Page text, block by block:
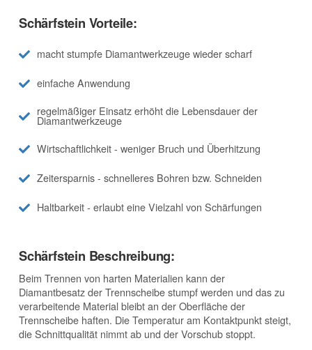
Schärfstein Vorteile:
macht stumpfe Diamantwerkzeuge wieder scharf
einfache Anwendung
regelmäßiger Einsatz erhöht die Lebensdauer der
Diamantwerkzeuge
Wirtschaftlichkeit - weniger Bruch und Überhitzung
Zeitersparnis - schnelleres Bohren bzw. Schneiden
Haltbarkeit - erlaubt eine Vielzahl von Schärfungen
Schärfstein Beschreibung:
Beim Trennen von harten Materialien kann der
Diamantbesatz der Trennscheibe stumpf werden und das zu
verarbeitende Material bleibt an der Oberfläche der
Trennscheibe haften. Die Temperatur am Kontaktpunkt steigt,
die Schnittqualität nimmt ab und der Vorschub stoppt.